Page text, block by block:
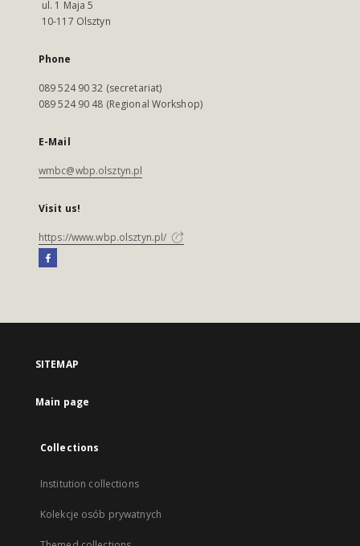
ul. 1 Maja 5
10-117 Olsztyn
Phone
089 524 90 32 (secretariat)
089 524 90 48 (Regional Workshop)
E-Mail
wmbc@wbp.olsztyn.pl
Visit us!
https://www.wbp.olsztyn.pl/
SITEMAP
Main page
Collections
Institution collections
Kolekcje osób prywatnych